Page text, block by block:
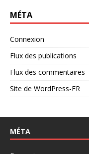
MÉTA
Connexion
Flux des publications
Flux des commentaires
Site de WordPress-FR
MÉTA